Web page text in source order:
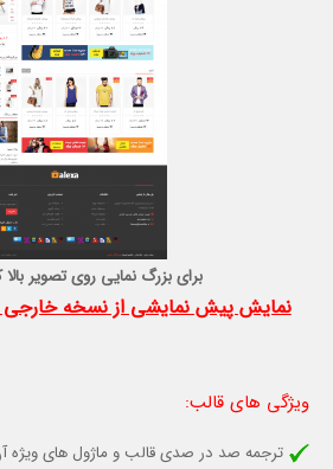
برای بزرگ نمایی روی تصویر بالا
نمایش پیش نمایشی از نسخه خارجی
ویژگی های قالب:
ترجمه صد در صدی قالب و ماژول های